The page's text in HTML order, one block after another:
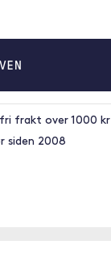
frakt over 1000 kr
siden 2008